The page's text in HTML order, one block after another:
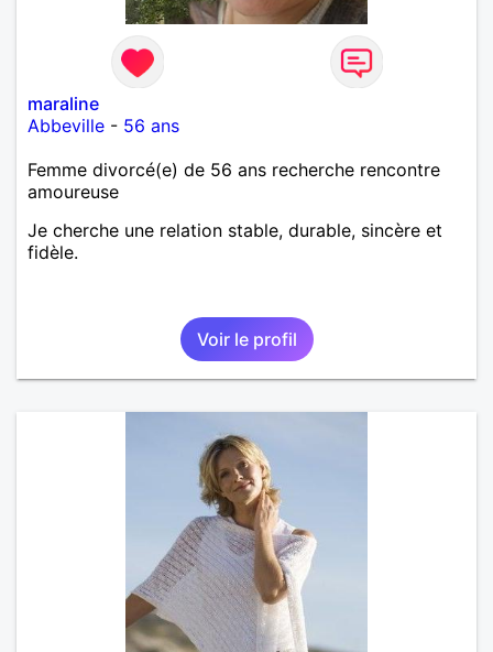
maraline
Abbeville - 56 ans
Femme divorcé(e) de 56 ans recherche rencontre
amoureuse
Je cherche une relation stable, durable, sincère et
fidèle.
Voir le profil